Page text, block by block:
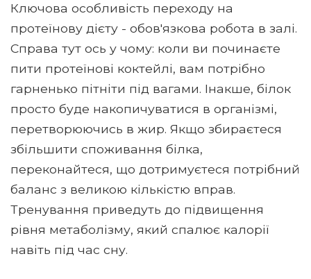
Ключова особливість переходу на
протеїнову дієту - обов'язкова робота в залі.
Справа тут ось у чому: коли ви починаєте
пити протеїнові коктейлі, вам потрібно
гарненько пітніти під вагами. Інакше, білок
просто буде накопичуватися в організмі,
перетворюючись в жир. Якщо збираєтеся
збільшити споживання білка,
переконайтеся, що дотримуєтеся потрібний
баланс з великою кількістю вправ.
Тренування приведуть до підвищення
рівня метаболізму, який спалює калорії
навіть під час сну.